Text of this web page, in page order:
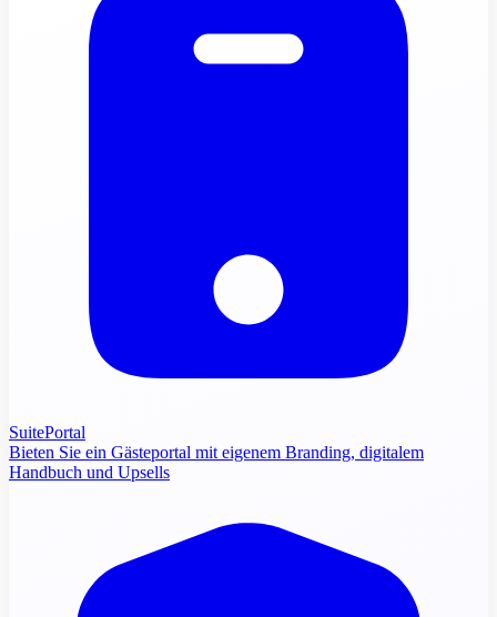
SuitePortal
Bieten Sie ein Gästeportal mit eigenem Branding, digitalem
Handbuch und Upsells